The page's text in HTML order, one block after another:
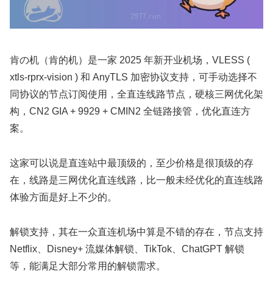
肯の机（肯的机）是一家 2025 年新开业机场，VLESS (
xtls-rprx-vision ) 和 AnyTLS 加密协议支持，可手动选择不
同协议的节点订阅使用，全直连线路节点，硬核三网优化架
构，CN2 GIA + 9929 + CMIN2 全链路接管，优化直连方
案。
这家可以说是直连站中最顶级的，至少价格是很顶级的存
在，线路是三网优化直连线路，比一般未经优化的直连线路
体验方面是好上不少的。
解锁支持，其在一众直连机场中算是不错的存在，节点支持
Netflix、Disney+ 流媒体解锁、TikTok、ChatGPT 解锁
等，能满足大部分常用的解锁需求。